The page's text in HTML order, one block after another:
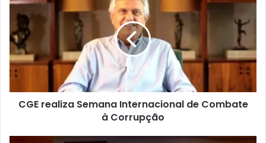
CGE realiza Semana Internacional de Combate
à Corrupção